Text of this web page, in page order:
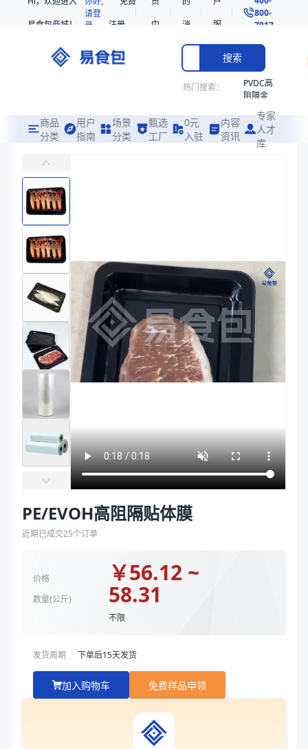
易食包商城！
请登
录
注册
中
消
息
服
务
800-
7017
搜索
热门搜索：
PVDC高
阻隔金
共挤热
收缩袋
221330
SE53
热收缩
袋
拉伸膜
商品
分类
用户
指南
场景
分类
甄选
工厂
0元
入驻
内容
资讯
专家
人才
库
易食包（EPAK）专注于PE/EVOH高阻隔贴体膜包装，提供详尽的规格
价格：￥56.12 ~ ￥58.31
商品参数
商品分类
主要材质
厚度（μm）
100、100、150
宽度（mm）
760、422、1296、1124、324、100~1300、450
长度（m）
600、4000、500、50
透明
PE/EVOH
宽度mm
100~1300
100μm、150μm
厚度（μm）
宽度（mm）
100~1300、450
透明
PE/EVOH高阻隔贴体膜
近期已成交25个订单
价格
数量(公斤)
￥56.12 ~
58.31
不限
发货周期 下单后15天发货
加入购物车 免费样品申领